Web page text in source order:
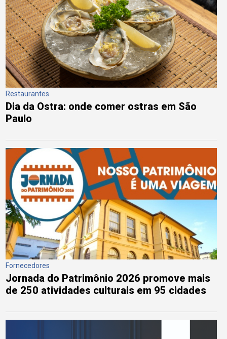
Restaurantes
Dia da Ostra: onde comer ostras em São
Paulo
Fornecedores
Jornada do Patrimônio 2026 promove mais
de 250 atividades culturais em 95 cidades